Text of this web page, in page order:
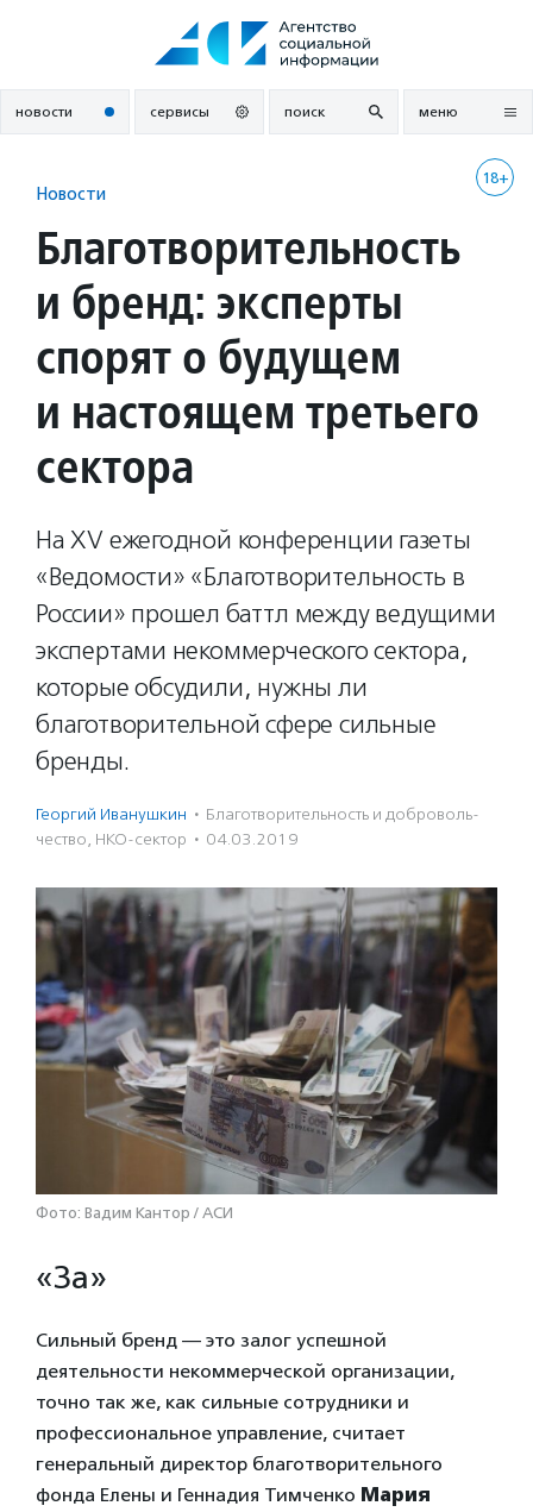
новости сервисы поиск меню
18+
Новости
Благотворительность
и бренд: эксперты
спорят о будущем
и настоящем третьего
сектора
На XV ежегодной конференции газеты
«Ведомости» «Благотворительность в
России» прошел баттл между ведущими
экспертами некоммерческого сектора,
которые обсудили, нужны ли
благотворительной сфере сильные
бренды.
Георгий Иванушкин · Благотвори­тель­ность и доброволь­
чест­во, НКО-сектор · 04.03.2019
Фото: Вадим Кантор / АСИ
«За»
Сильный бренд — это залог успешной
деятельности некоммерческой организации,
точно так же, как сильные сотрудники и
профессиональное управление, считает
генеральный директор благотворительного
фонда Елены и Геннадия Тимченко Мария